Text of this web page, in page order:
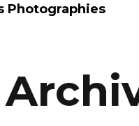
Photographies